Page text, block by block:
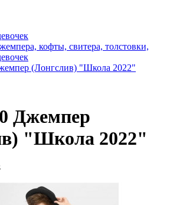
кофты, свитера, толстовки,
(Лонгслив) "Школа 2022"
Джемпер
"Школа 2022"